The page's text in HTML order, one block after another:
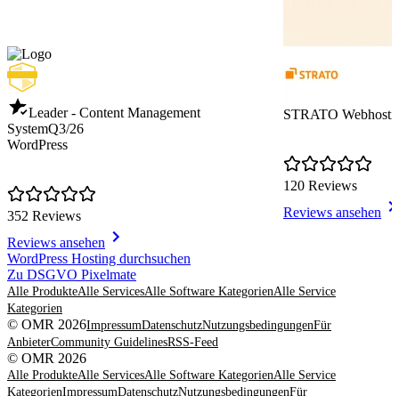
Leader - Content Management
SystemQ3/26
WordPress
352 Reviews
Reviews ansehen
STRATO
120 Reviews
Reviews ansehen
Item
1
of
8
WordPress Hosting durchsuchen
Zu DSGVO Pixelmate
Alle ProdukteAlle ServicesAlle Software KategorienAlle Service
Kategorien
© OMR 2026ImpressumDatenschutzNutzungsbedingungenFür
AnbieterCommunity GuidelinesRSS-Feed
© OMR 2026
Alle ProdukteAlle ServicesAlle Software KategorienAlle Service
KategorienImpressumDatenschutzNutzungsbedingungenFür